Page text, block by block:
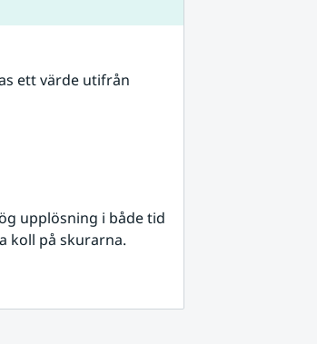
ett värde utifrån
upplösning i både tid
koll på skurarna.